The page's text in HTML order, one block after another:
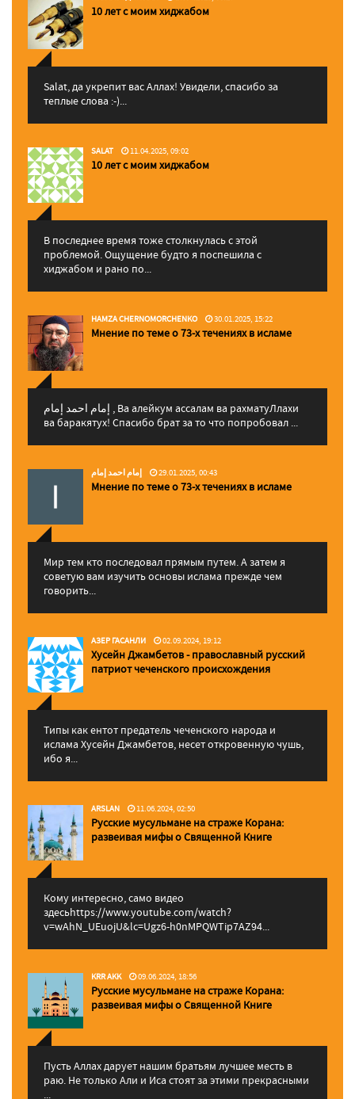
10 лет с моим хиджабом
Salat, да укрепит вас Аллаx! Увидели, спасибо за
теплые слова :-)...
SALAT 11.04.2025, 09:02
10 лет с моим хиджабом
В последнее время тоже столкнулась с этой
проблемой. Ощущение будто я поспешила с
хиджабом и рано по...
HAMZA CHERNOMORCHENKO 30.01.2025, 15:22
Мнение по теме о 73-х течениях в исламе
إمام احمد إمام , Ва алейкум ассалам ва рахматуЛлахи
ва баракятух! Спасибо брат за то что попробовал ...
إمام احمد إمام 29.01.2025, 00:43
Мнение по теме о 73-х течениях в исламе
Мир тем кто последовал прямым путем. А затем я
советую вам изучить основы ислама прежде чем
говорить...
АЗЕР ГАСАНЛИ 02.09.2024, 19:12
Хусейн Джамбетов - православный русский
патриот чеченского происхождения
Типы как ентот предатель чеченского народа и
ислама Хусейн Джамбетов, несет откровенную чушь,
ибо я...
ARSLAN 11.06.2024, 02:50
Русские мусульмане на страже Корана:
pазвеивая мифы о Священной Книге
Кому интересно, само видео
здесьhttps://www.youtube.com/watch?
v=wAhN_UEuojU&lc=Ugz6-h0nMPQWTip7AZ94...
KRR AKK 09.06.2024, 18:56
Русские мусульмане на страже Корана:
pазвеивая мифы о Священной Книге
Пусть Аллах дарует нашим братьям лучшее месть в
раю. Не только Али и Иса стоят за этими прекрасными
...